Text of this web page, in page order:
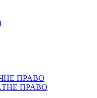
ПРАВО
ПРАВО